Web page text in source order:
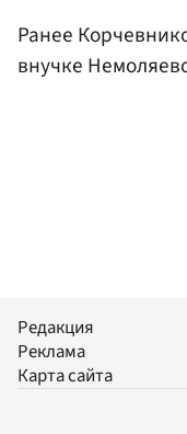
Ранее
внучке
Редакция
Реклама
Карта сайта